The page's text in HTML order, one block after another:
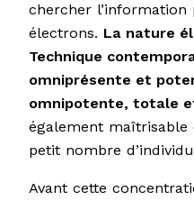
chercher
électrons. La nature
Technique
omniprésente et
omnipotente, totale
également
petit nombre
Avant cette